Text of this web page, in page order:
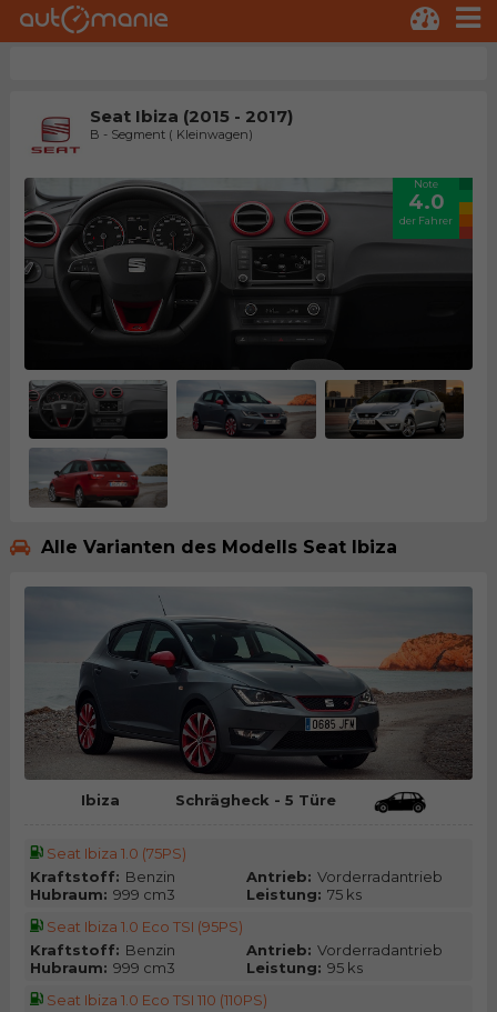
Seat Ibiza (2015 - 2017)
B - Segment ( Kleinwagen)
Note
4.0
der Fahrer
Alle Varianten des Modells Seat Ibiza
Ibiza Schrägheck - 5 Türe
Seat Ibiza 1.0 (75PS)
Kraftstoff: Benzin Antrieb: Vorderradantrieb
Hubraum: 999 cm3 Leistung: 75 ks
Seat Ibiza 1.0 Eco TSI (95PS)
Kraftstoff: Benzin Antrieb: Vorderradantrieb
Hubraum: 999 cm3 Leistung: 95 ks
Seat Ibiza 1.0 Eco TSI 110 (110PS)